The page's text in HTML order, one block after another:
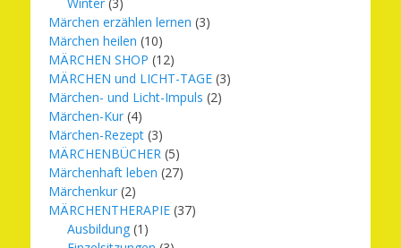
Winter (3)
Märchen erzählen lernen (3)
Märchen heilen (10)
MÄRCHEN SHOP (12)
MÄRCHEN und LICHT-TAGE (3)
Märchen- und Licht-Impuls (2)
Märchen-Kur (4)
Märchen-Rezept (3)
MÄRCHENBÜCHER (5)
Märchenhaft leben (27)
Märchenkur (2)
MÄRCHENTHERAPIE (37)
Ausbildung (1)